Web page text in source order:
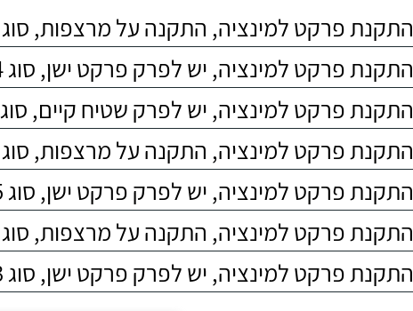
התקנת פרקט למינציה, התקנה על מרצפות, סוג AC4
התקנת פרקט למינציה, יש לפרק פרקט ישן, סוג AC4
התקנת פרקט למינציה, יש לפרק שטיח קיים, סוג AC4
התקנת פרקט למינציה, התקנה על מרצפות, סוג AC3
התקנת פרקט למינציה, יש לפרק פרקט ישן, סוג AC5
התקנת פרקט למינציה, התקנה על מרצפות, סוג AC5
התקנת פרקט למינציה, יש לפרק פרקט ישן, סוג AC3